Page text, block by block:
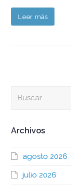
Leer más
Archivos
agosto 2026
julio 2026